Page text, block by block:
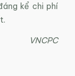
kể chi phí
VNCPC